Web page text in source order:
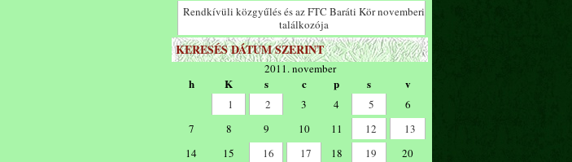
Rendkívüli közgyűlés és az FTC Baráti Kör novemberi
találkozója
KERESÉS DÁTUM SZERINT
2011. november
h K s c p s v
1 2 3 4 5
6
7
8 9 10 11 12
13
14
15 16 17 18 19
20